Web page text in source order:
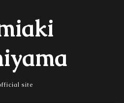
site